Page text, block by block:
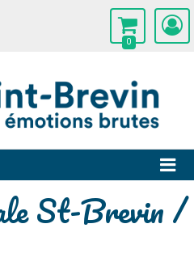
0
St-Brevin /